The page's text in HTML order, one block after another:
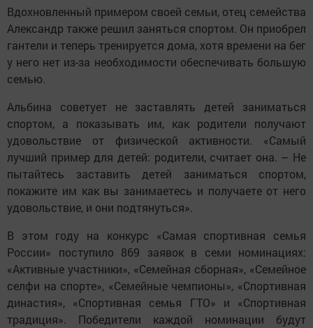
Вдохновленный примером своей семьи, отец семейства
Александр также решил заняться спортом. Он приобрел
гантели и теперь тренируется дома, хотя времени на бег
у него нет из-за необходимости обеспечивать большую
семью.
Альбина советует не заставлять детей заниматься
спортом, а показывать им, как родители получают
удовольствие от физической активности. «Самый
лучший пример для детей: родители, считает она. – Не
пытайтесь заставить детей заниматься спортом,
покажите им как вы занимаетесь и получаете от него
удовольствие, и они подтянуться».
В этом году на конкурс «Самая спортивная семья
России» поступило 869 заявок в семи номинациях:
«Активные участники», «Семейная сборная», «Семейное
селфи на спорте», «Семейные чемпионы», «Спортивная
династия», «Спортивная семья ГТО» и «Спортивная
традиция». Победители каждой номинации будут